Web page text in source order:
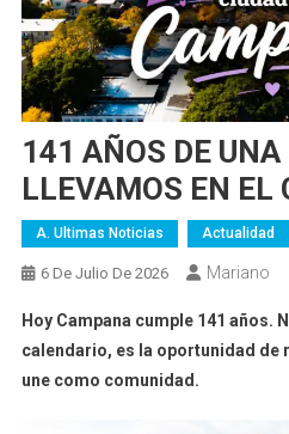
141 AÑOS DE UNA
LLEVAMOS EN EL
A. Ultimas Noticias Actualidad
6 De Julio De 2026 Mariano
Hoy Campana cumple 141 años.
calendario, es la oportunidad de
une como comunidad.